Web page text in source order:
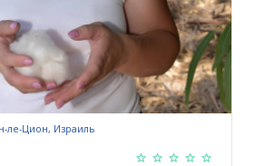
ле-Цион, Израиль